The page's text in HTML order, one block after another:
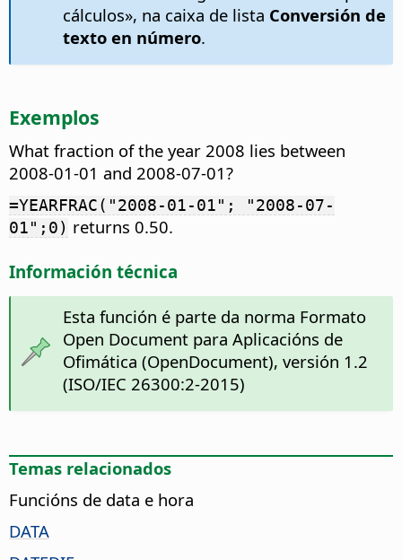
cálculos», na caixa de lista Conversión de
texto en número.
Exemplos
What fraction of the year 2008 lies between
2008-01-01 and 2008-07-01?
=YEARFRAC("2008-01-01"; "2008-07-
01";0) returns 0.50.
Información técnica
Esta función é parte da norma Formato
Open Document para Aplicacións de
Ofimática (OpenDocument), versión 1.2
(ISO/IEC 26300:2-2015)
Temas relacionados
Funcións de data e hora
DATA